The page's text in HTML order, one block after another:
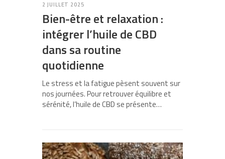
2 JUILLET 2025
Bien-être et relaxation :
intégrer l’huile de CBD
dans sa routine
quotidienne
Le stress et la fatigue pèsent souvent sur
nos journées. Pour retrouver équilibre et
sérénité, l’huile de CBD se présente…